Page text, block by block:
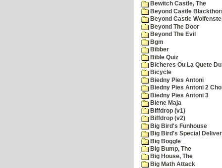
Bewitch Castle, The
Beyond Castle
Beyond Castle
Beyond The Door
Beyond The Evil
Bgm
Bibber
Bible Quiz
Bicheres Ou La Quete
Bicycle
Biedny Pies Antoni
Biedny Pies Antoni 2
Biedny Pies Antoni 3
Biene Maja
Biffdrop (v1)
Biffdrop (v2)
Big Bird's Funhouse
Big Bird's Special
Big Boggle
Big Bump, The
Big House, The
Big Math Attack